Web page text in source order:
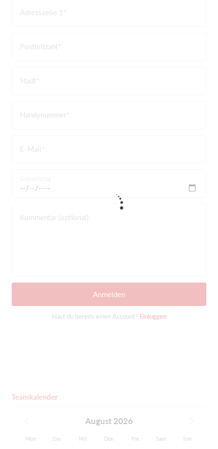
Adresszeile 1
Postleitzahl
Stadt
Handynummer
E-Mail
Kommentar (optional)
Anmelden
Hast du bereits einen Account? Einloggen
Teamkalender
August 2026
Mon Die Mit Don Fre Sam Son